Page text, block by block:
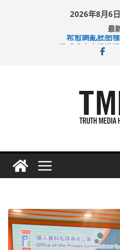
2026年8月6日
最
希愈調亂胚胎
足球盛會次場激